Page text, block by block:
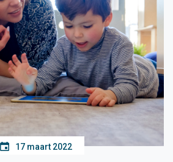
17 maart 2022